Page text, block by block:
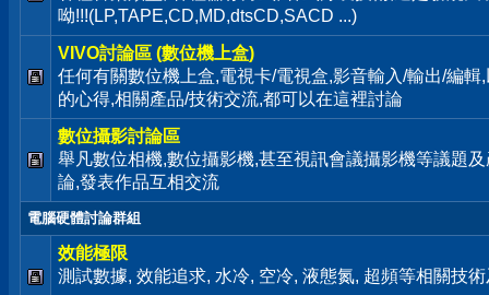
呦!!!(LP,TAPE,CD,MD,dtsCD,SACD ...)
VIVO討論區 (數位機上盒)
任何有關數位機上盒,電視卡/電視盒,影音輸入/輸出/編輯
的心得,相關產品/技術交流,都可以在這裡討論
數位攝影討論區
舉凡數位相機,數位攝影機,甚至視訊會議攝影機等議題
論,發表作品互相交流
電腦硬體討論群組
效能極限
測試數據, 效能追求, 水冷, 空冷, 液態氮, 超頻等相關技